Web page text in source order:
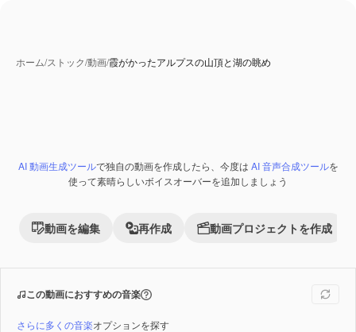
ホーム/ストック/動画/霞がかったアルプスの山頂と湖の眺め
Premium
AI 動画生成ツールで独自の動画を作成したら、今度は AI 音声合成ツールを
使って素晴らしいボイスオーバーを追加しましょう
動画を編集 再作成 動画プロジェクトを作成
この動画におすすめの音楽
さらに多くの音楽オプションを探す